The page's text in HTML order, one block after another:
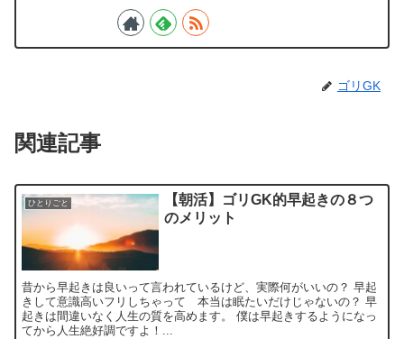
ゴリGK
関連記事
ひとりごと
【朝活】ゴリGK的早起きの８つ
のメリット
昔から早起きは良いって言われているけど、実際何がいいの？ 早起
きして意識高いフリしちゃって 本当は眠たいだけじゃないの？ 早
起きは間違いなく人生の質を高めます。 僕は早起きするようになっ
てから人生絶好調ですよ！...